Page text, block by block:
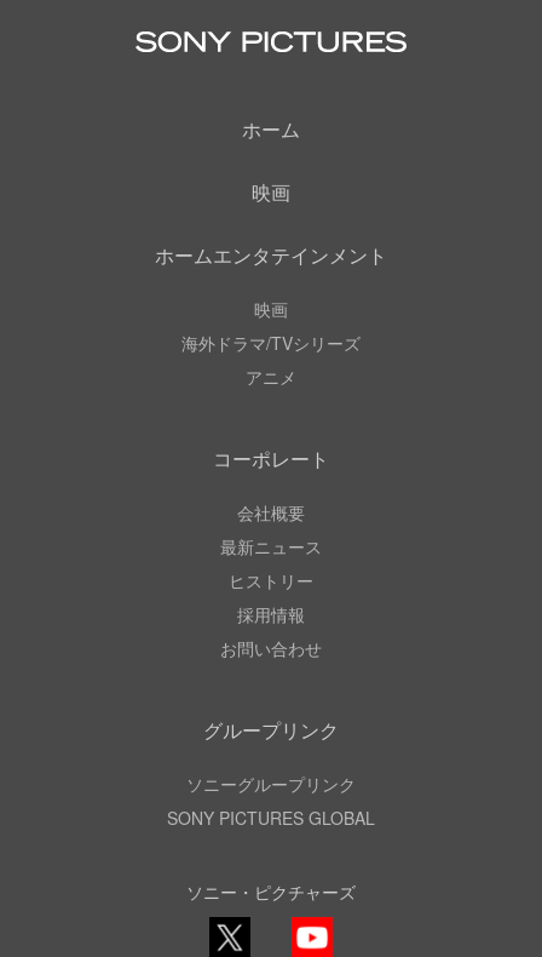
ホーム
映画
ホームエンタテインメント
映画
海外ドラマ/TVシリーズ
アニメ
コーポレート
会社概要
最新ニュース
ヒストリー
採用情報
お問い合わせ
グループリンク
ソニーグループリンク
SONY PICTURES GLOBAL
ソニー・ピクチャーズ